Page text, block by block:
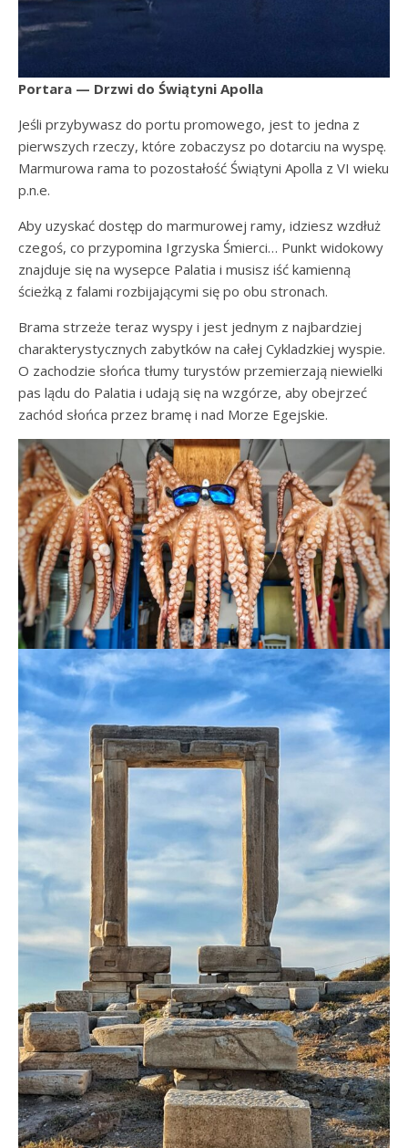
Portara — Drzwi do Świątyni Apolla
Jeśli przybywasz do portu promowego, jest to jedna z
pierwszych rzeczy, które zobaczysz po dotarciu na wyspę.
Marmurowa rama to pozostałość Świątyni Apolla z VI wieku
p.n.e.
Aby uzyskać dostęp do marmurowej ramy, idziesz wzdłuż
czegoś, co przypomina Igrzyska Śmierci… Punkt widokowy
znajduje się na wysepce Palatia i musisz iść kamienną
ścieżką z falami rozbijającymi się po obu stronach.
Brama strzeże teraz wyspy i jest jednym z najbardziej
charakterystycznych zabytków na całej Cykladzkiej wyspie.
O zachodzie słońca tłumy turystów przemierzają niewielki
pas lądu do Palatia i udają się na wzgórze, aby obejrzeć
zachód słońca przez bramę i nad Morze Egejskie.